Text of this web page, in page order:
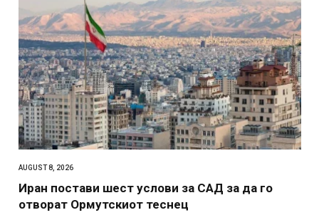
AUGUST 8, 2026
Иран постави шест услови за САД за да го
отворат Ормутскиот теснец